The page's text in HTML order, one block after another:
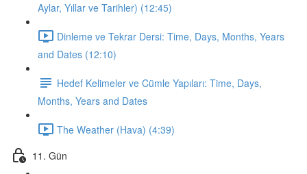
Aylar, Yıllar ve Tarihler) (12:45)
Dinleme ve Tekrar Dersi: Time, Days, Months, Years
and Dates (12:10)
Hedef Kelimeler ve Cümle Yapıları: Time, Days,
Months, Years and Dates
The Weather (Hava) (4:39)
11. Gün